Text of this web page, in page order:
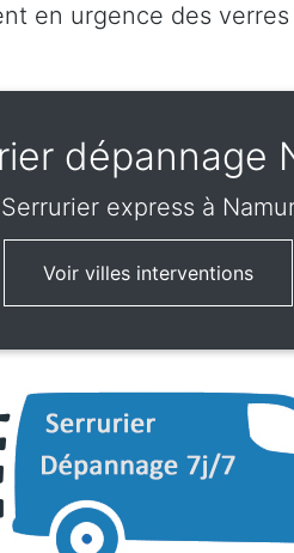
en urgence des verres
dépannage
Serrurier express à
Voir villes interventions